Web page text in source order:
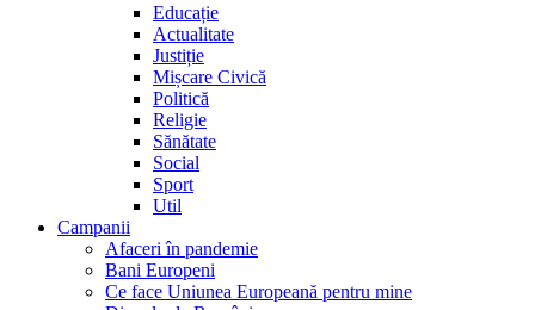
Educație
Actualitate
Justiție
Mișcare Civică
Politică
Religie
Sănătate
Social
Sport
Util
Campanii
Afaceri în pandemie
Bani Europeni
Ce face Uniunea Europeană pentru mine